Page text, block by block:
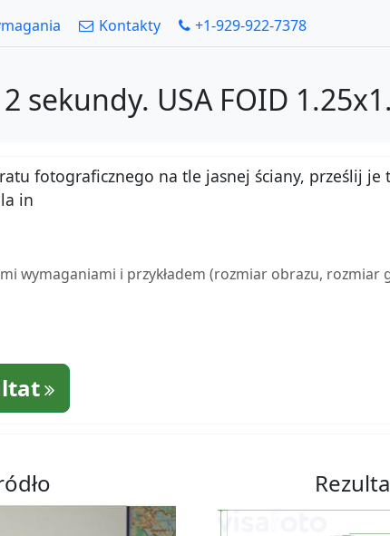
Kontakty +1-929-922-7378
sekundy. USA FOID
fotograficznego na tle jasnej ściany, prześlij
in
wymaganiami i przykładem (rozmiar obrazu, rozmiar